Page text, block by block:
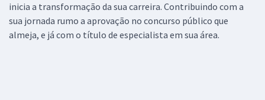
inicia a transformação da sua carreira. Contribuindo com a
sua jornada rumo a aprovação no concurso público que
almeja, e já com o título de especialista em sua área.